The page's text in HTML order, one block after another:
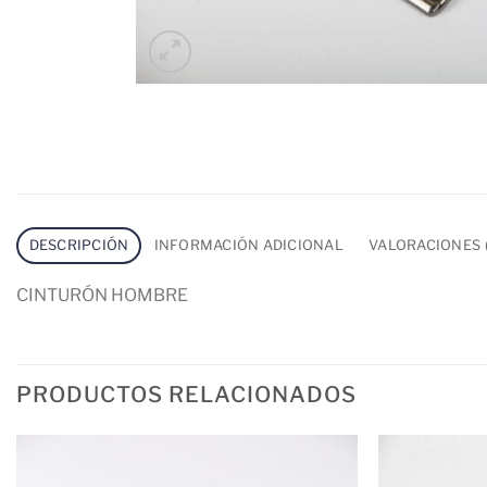
DESCRIPCIÓN INFORMACIÓN ADICIONAL VALORACIONES
CINTURÓN HOMBRE
PRODUCTOS RELACIONADOS